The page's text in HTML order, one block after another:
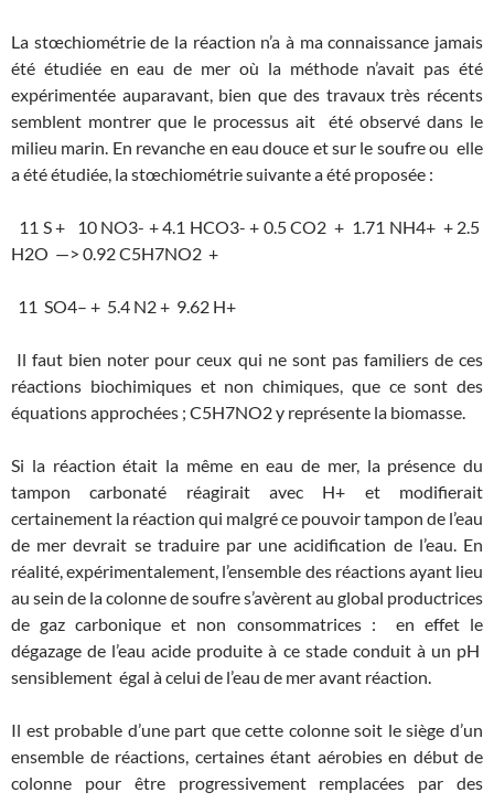
La stœchiométrie de la réaction n’a à ma connaissance jamais
été étudiée en eau de mer où la méthode n’avait pas été
expérimentée auparavant, bien que des travaux très récents
semblent montrer que le processus ait été observé dans le
milieu marin. En revanche en eau douce et sur le soufre ou elle
a été étudiée, la stœchiométrie suivante a été proposée :
11 S + 10 NO3- + 4.1 HCO3- + 0.5 CO2 + 1.71 NH4+ + 2.5
H2O —> 0.92 C5H7NO2 +
11 SO4– + 5.4 N2 + 9.62 H+
Il faut bien noter pour ceux qui ne sont pas familiers de ces
réactions biochimiques et non chimiques, que ce sont des
équations approchées ; C5H7NO2 y représente la biomasse.
Si la réaction était la même en eau de mer, la présence du
tampon carbonaté réagirait avec H+ et modifierait
certainement la réaction qui malgré ce pouvoir tampon de l’eau
de mer devrait se traduire par une acidification de l’eau. En
réalité, expérimentalement, l’ensemble des réactions ayant lieu
au sein de la colonne de soufre s’avèrent au global productrices
de gaz carbonique et non consommatrices : en effet le
dégazage de l’eau acide produite à ce stade conduit à un pH
sensiblement égal à celui de l’eau de mer avant réaction.
Il est probable d’une part que cette colonne soit le siège d’un
ensemble de réactions, certaines étant aérobies en début de
colonne pour être progressivement remplacées par des